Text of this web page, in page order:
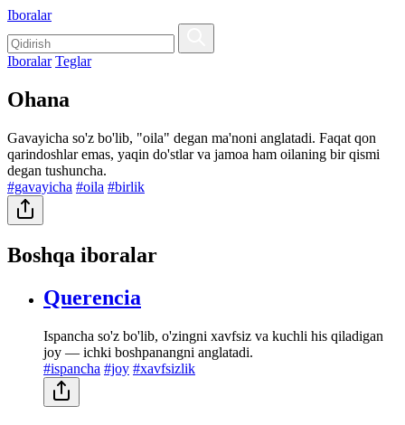
Iboralar
Iboralar Teglar
Ohana
Gavayicha so'z bo'lib, "oila" degan ma'noni anglatadi. Faqat qon
qarindoshlar emas, yaqin do'stlar va jamoa ham oilaning bir qismi
degan tushuncha.
#gavayicha #oila #birlik
Boshqa iboralar
Querencia
Ispancha so'z bo'lib, o'zingni xavfsiz va kuchli his qiladigan
joy — ichki boshpanangni anglatadi.
#ispancha #joy #xavfsizlik